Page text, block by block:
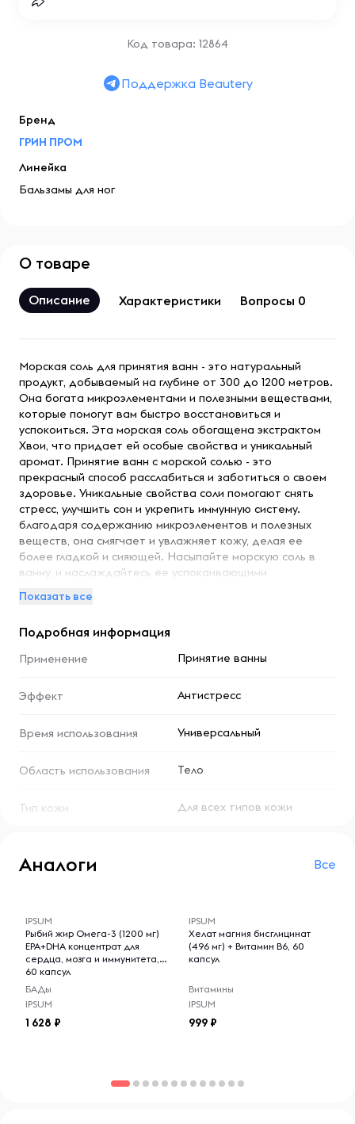
Код товара: 12864
Поддержка Beautery
Бренд
ГРИН ПРОМ
Линейка
Бальзамы для ног
О товаре
Описание Характеристики Вопросы 0
Морская соль для принятия ванн - это натуральный
продукт, добываемый на глубине от 300 до 1200 метров.
Она богата микроэлементами и полезными веществами,
которые помогут вам быстро восстановиться и
успокоиться. Эта морская соль обогащена экстрактом
Хвои, что придает ей особые свойства и уникальный
аромат. Принятие ванн с морской солью - это
прекрасный способ расслабиться и заботиться о своем
здоровье. Уникальные свойства соли помогают снять
стресс, улучшить сон и укрепить иммунную систему.
благодаря содержанию микроэлементов и полезных
веществ, она смягчает и увлажняет кожу, делая ее
более гладкой и сияющей. Насыпайте морскую соль в
ванну, и наслаждайтесь ее успокаивающими
Хвои превратит вашу ванну в источник спокойствия и
хорошего самочувствия. Выберите морскую соль для
принятия ванн и насладитесь ее уникальными
свойствами. Она поможет вам быстро восстановиться,
Приобретите натуральный продукт с экстрактом Хвои и
Показать все
Подробная информация
Применение Принятие ванны
Эффект Антистресс
Время использования Универсальный
Область использования Тело
Тип кожи Для всех типов кожи
Аналоги Все
IPSUM
Рыбий жир Омега-3 (1200 мг)
EPA+DHA концентрат для
сердца, мозга и иммунитета,
60 капсул
БАДы
IPSUM
1 628
IPSUM
Хелат магния бисглицинат
(496 мг) + Витамин B6, 60
капсул
Витамины
IPSUM
999